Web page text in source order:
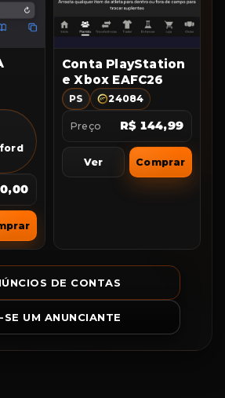
Conta PlayStation
e Xbox EAFC26
PS 24084
Preço R$ 144,99
Ver Comprar
DE CONTAS
SE UM ANUNCIANTE